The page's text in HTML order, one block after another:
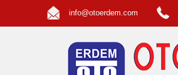
info@otoerdem.com